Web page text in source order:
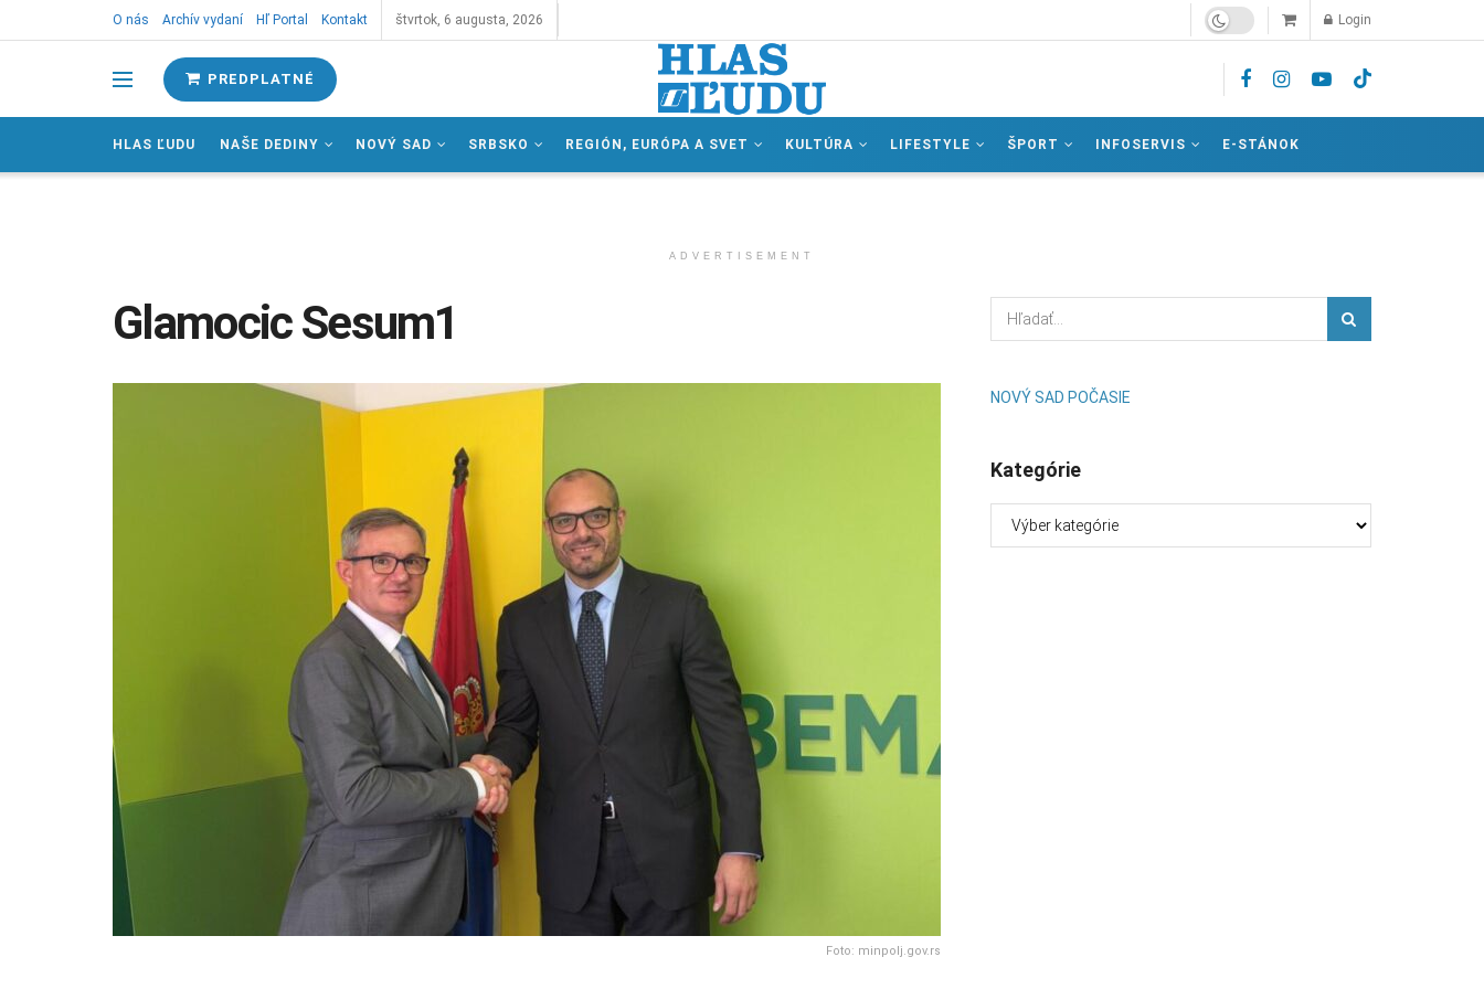
O nás Archív vydaní Hľ Portal Kontakt štvrtok, 6 augusta, 2026 Login
PREDPLATNÉ
HLAS ĽUDU NAŠE DEDINY NOVÝ SAD SRBSKO REGIÓN, EURÓPA A SVET KULTÚRA LIFESTYLE ŠPORT INFOSERVIS E-STÁNOK
ADVERTISEMENT
Glamocic Sesum1
Foto: minpolj.gov.rs
NOVÝ SAD POČASIE
Kategórie